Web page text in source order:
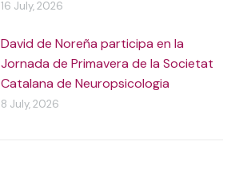
16 July, 2026
David de Noreña participa en la
Jornada de Primavera de la Societat
Catalana de Neuropsicologia
8 July, 2026